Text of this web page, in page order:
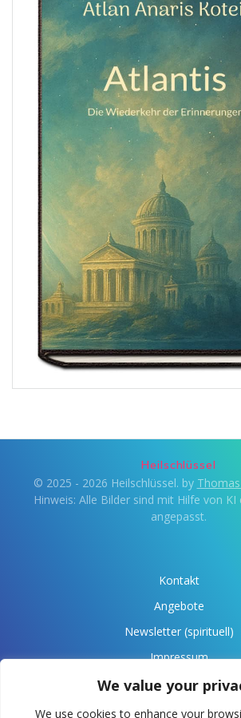
We value your
We use cookies to enhance your
Heilschlüssel
© 2025 - 2026 Heilschlüssel. by
Hinweis: Alle Bilder sind mit Hilfe von
angepasst.
Kontakt
Angebote
Newsletter (spirituell)
Impressum
Datenschutz
Über Anaris